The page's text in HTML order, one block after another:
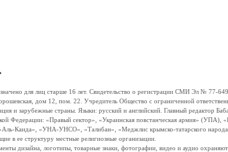
для лиц старше 16 лет. Свидетельство о регистрации СМИ Эл № 77-
дом 12, пом. 22. Учредитель Общество с ограниченной
и зарубежные страны. Языки: русский и английский. Главный редактор
Федерации: «Правый сектор», «Украинская повстанческая армия»
Каида», «УНА-УНСО», «Талибан», «Меджлис крымско-татарского
в ее структуру местные религиозные организации.
дизайна, логотипы, товарные знаки, фотографии, видео и аудио